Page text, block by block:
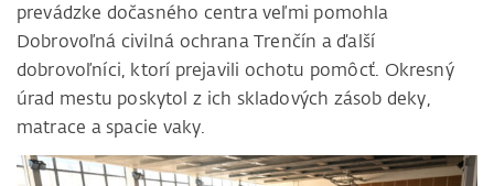
prevádzke dočasného centra veľmi pomohla
Dobrovoľná civilná ochrana Trenčín a ďalší
dobrovoľníci, ktorí prejavili ochotu pomôcť. Okresný
úrad mestu poskytol z ich skladových zásob deky,
matrace a spacie vaky.